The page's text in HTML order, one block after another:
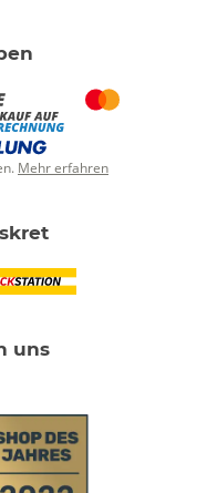
Mehr erfahren
uns